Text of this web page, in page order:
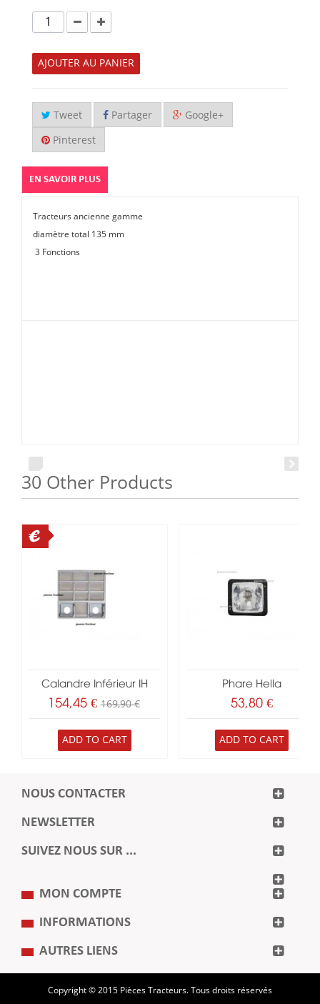
AJOUTER AU PANIER
Tweet Partager Google+
Pinterest
EN SAVOIR PLUS
Tracteurs ancienne gamme
diamètre total 135 mm
3 Fonctions
30 Other Products
Calandre Inférieur IH
154,45 €169,90 €
ADD TO CART
Phare Hella
53,80 €
ADD TO CART
NOUS CONTACTER
NEWSLETTER
SUIVEZ NOUS SUR ...
MON COMPTE
INFORMATIONS
AUTRES LIENS
Copyright © 2015 Pièces Tracteurs. Tous droits réservés